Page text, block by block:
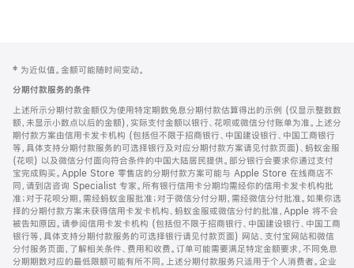
页
页
脚
注
‡ 为近似值。金额可能随时间变动。
分期付款服务的条件
上述所示分期付款金额仅为使用特定期数免息分期付款估算得出的示例 (仅显示整数数
额，未显示小数点以后的金额)，实际支付金额以银行、花呗或微信分付账单为准。上述分
期付款方案由信用卡发卡机构 (包括但不限于招商银行、中国建设银行、中国工商银行
等，具体支持分期付款服务的可选择银行及对应分期付款方案请见付款页面)、蚂蚁金服
(花呗) 以及微信分付面向符合条件的中国大陆居民提供。部分银行会要求你通过支付
宝完成购买。Apple Store 零售店的分期付款方案可能与 Apple Store 在线商店不
同，请到店咨询 Specialist 专家。所有银行信用卡分期均需经你的信用卡发卡机构批
准；对于花呗分期，需经蚂蚁金服批准；对于微信分付分期，需经微信分付批准。如果你选
择的分期付款方案未获得信用卡发卡机构、蚂蚁金服或微信分付的批准，Apple 将不会
被告知原因。请参阅信用卡发卡机构 (包括但不限于招商银行、中国建设银行、中国工商
银行等，具体支持分期付款服务的可选择银行请见付款页面) 网站、支付宝网站和微信
分付服务页面，了解相关条件、费用和收费。订单可能需要满足特定金额要求，不同免息
分期期数对应的最低限额可能有所不同。上述分期付款服务只适用于个人消费者。企业